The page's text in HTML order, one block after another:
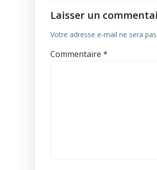
Laisser un
Votre adresse e-mail ne sera
Commentaire *